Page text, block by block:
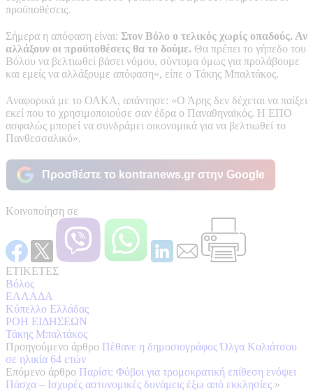
προϋποθέσεις.
Σήμερα η απόφαση είναι: Στον Βόλο ο τελικός χωρίς οπαδούς. Αν
αλλάξουν οι προϋποθέσεις θα το δούμε. Θα πρέπει το γήπεδο του
Βόλου να βελτιωθεί βάσει νόμου, σύντομα όμως για προλάβουμε
και εμείς να αλλάξουμε απόφαση», είπε ο Τάκης Μπαλτάκος.
Αναφορικά με το ΟΑΚΑ, απάντησε: «Ο Άρης δεν δέχεται να παίξει
εκεί που το χρησιμοποιούσε σαν έδρα ο Παναθηναϊκός. Η ΕΠΟ
ασφαλώς μπορεί να συνδράμει οικονομικά για να βελτιωθεί το
Πανθεσσαλικό».
Προσθέστε το kontranews.gr στην Google
Κοινοποίηση σε
ΕΤΙΚΕΤΕΣ
Βόλος
ΕΛΛΑΔΑ
Κύπελλο Ελλάδας
ΡΟΗ ΕΙΔΗΣΕΩΝ
Τάκης Μπαλτάκος
Προηγούμενο άρθρο Πέθανε η δημοσιογράφος Όλγα Κολιάτσου
σε ηλικία 64 ετών
Επόμενο άρθρο Παρίσι: Φόβοι για τρομοκρατική επίθεση ενόψει
Πάσχα – Ισχυρές αστυνομικές δυνάμεις έξω από εκκλησίες »